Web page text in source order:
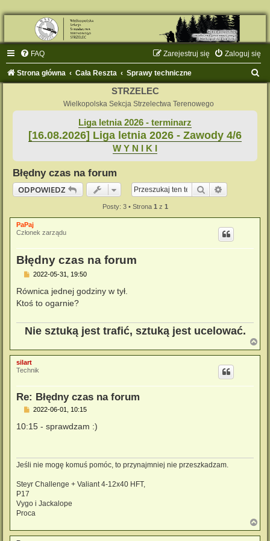
FAQ Zaloguj się
Zarejestruj się
Strona główna Cała Reszta Sprawy techniczne
STRZELEC
Wielkopolska Sekcja Strzelectwa Terenowego
Liga letnia 2026 - terminarz
[16.08.2026] Liga letnia 2026 - Zawody 4/6
W Y N I K I
Błędny czas na forum
ODPOWIEDZ
Szukaj
Posty: 3 • Strona 1 z 1
PaPaj
Członek zarządu
Błędny czas na forum
P
s
2022-05-31, 19:50
Równica jednej godziny w tył.
Ktoś to ogarnie?
Nie sztuką jest trafić, sztuką jest ucelować.
a
g
silart
Technik
Re: Błędny czas na forum
P
s
2022-06-01, 10:15
10:15 - sprawdzam :)
Jeśli nie mogę komuś pomóc, to przynajmniej nie przeszkadzam.
Steyr Challenge + Valiant 4-12x40 HFT,
P17
Vygo i Jackalope
Proca
a
g